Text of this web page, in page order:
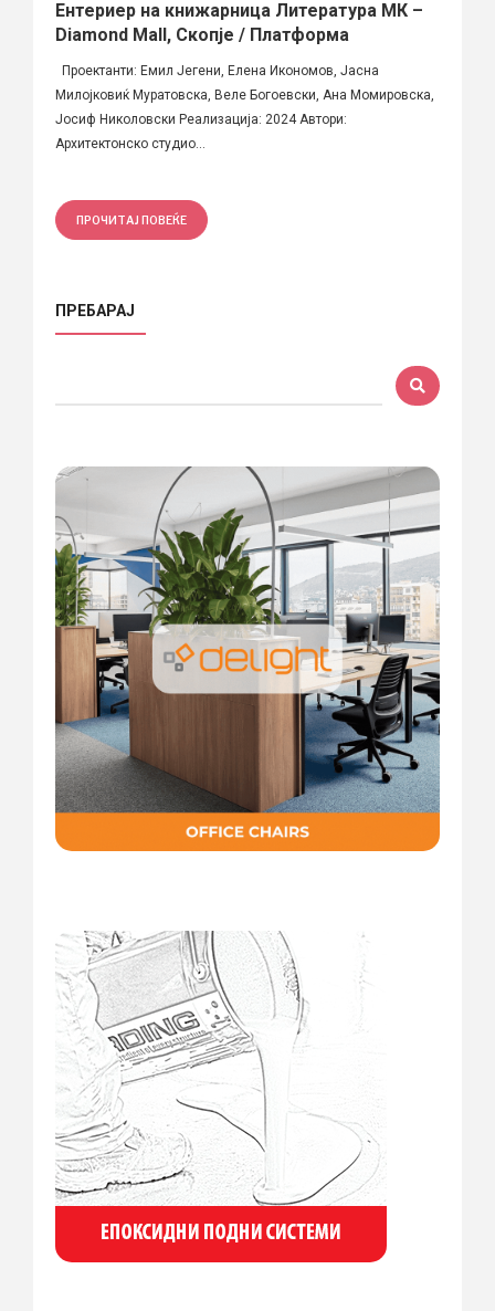
Ентериер на книжарница Литература МК –
Diamond Mall, Скопје / Платформа
Проектанти: Емил Јегени, Елена Икономов, Јасна
Милојковиќ Муратовска, Веле Богоевски, Ана Момировска,
Јосиф Николовски Реализација: 2024 Автори:
Архитектонско студио...
ПРОЧИТАЈ ПОВЕЌЕ
ПРЕБАРАЈ